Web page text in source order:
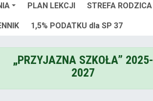
PLAN LEKCJI STREFA RODZICA
1,5% PODATKU dla SP 37
„PRZYJAZNA SZKOŁA” 2025-
2027